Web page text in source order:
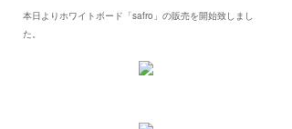
本日よりホワイトボード「safro」の販売を開始致しまし
た。